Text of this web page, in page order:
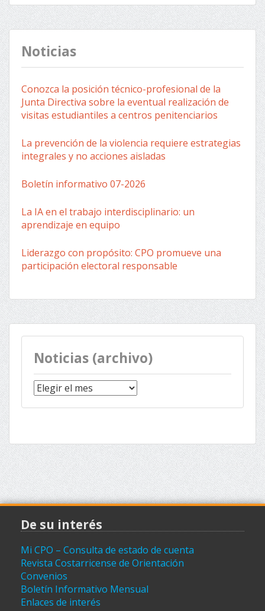
Noticias
Conozca la posición técnico-profesional de la
Junta Directiva sobre la eventual realización de
visitas estudiantiles a centros penitenciarios
La prevención de la violencia requiere estrategias
integrales y no acciones aisladas
Boletín informativo 07-2026
La IA en el trabajo interdisciplinario: un
aprendizaje en equipo
Liderazgo con propósito: CPO promueve una
participación electoral responsable
Noticias (archivo)
Noticias
(archivo)
De su interés
Mi CPO – Consulta de estado de cuenta
Revista Costarricense de Orientación
Convenios
Boletín Informativo Mensual
Enlaces de interés